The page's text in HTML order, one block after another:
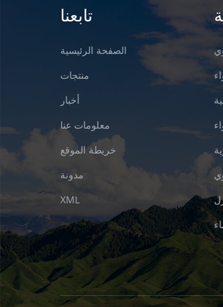
تابعنا
الصفحة الرئيسية
منتجات
أخبار
معلومات عنا
خريطة الموقع
مدونة
XML